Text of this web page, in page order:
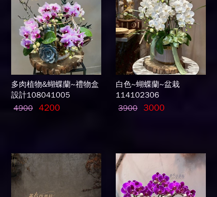
多肉植物&蝴蝶蘭~禮物盒
設計108041005
4900 4200
白色~蝴蝶蘭~盆栽
114102306
3900
3000